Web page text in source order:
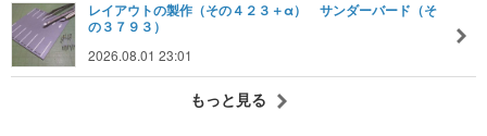
レイアウトの製作（その４２３＋α） サンダーバード（そ
の３７９３）
2026.08.01 23:01
もっと見る